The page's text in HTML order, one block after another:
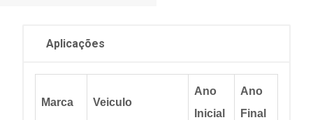
Aplicações
Marca Veiculo
Ano
Inicial
Ano
Final